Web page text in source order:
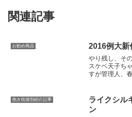
関連記事
お勧め商品 2016例大新
やり残し、そ
スケベ天子ち
すが管理人、
作りたかった
った。ですが
抱き枕個別紹介記事
ライクシル
ン